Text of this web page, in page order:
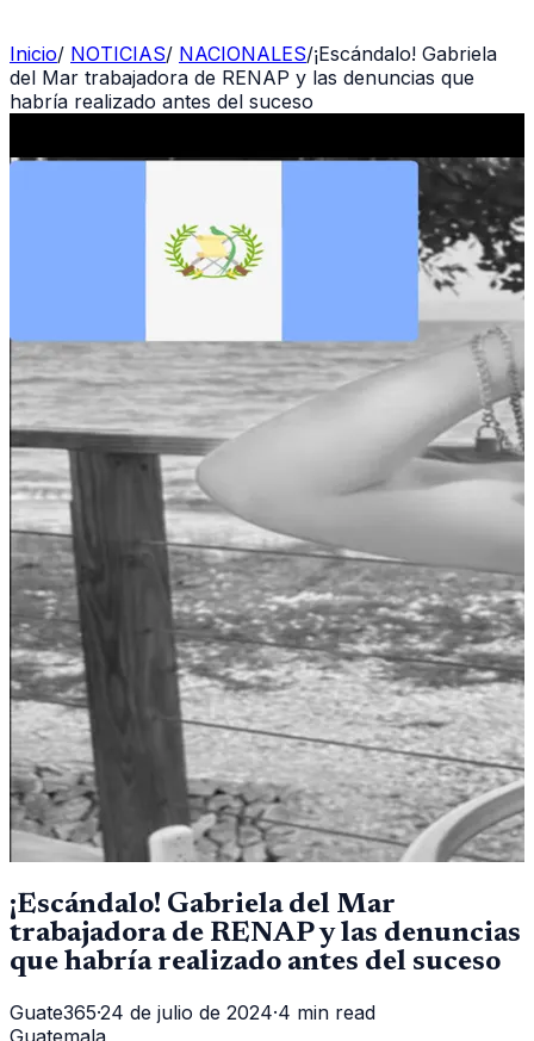
Inicio/ NOTICIAS/ NACIONALES/¡Escándalo! Gabriela
del Mar trabajadora de RENAP y las denuncias que
habría realizado antes del suceso
¡Escándalo! Gabriela del Mar
trabajadora de RENAP y las denuncias
que habría realizado antes del suceso
Guate365·24 de julio de 2024·4 min read
Guatemala